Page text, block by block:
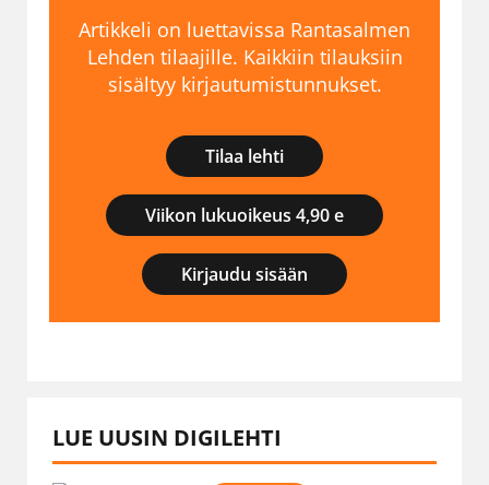
Artikkeli on luettavissa Rantasalmen
Lehden tilaajille. Kaikkiin tilauksiin
sisältyy kirjautumistunnukset.
Tilaa lehti
Viikon lukuoikeus 4,90 e
Kirjaudu sisään
LUE UUSIN DIGILEHTI